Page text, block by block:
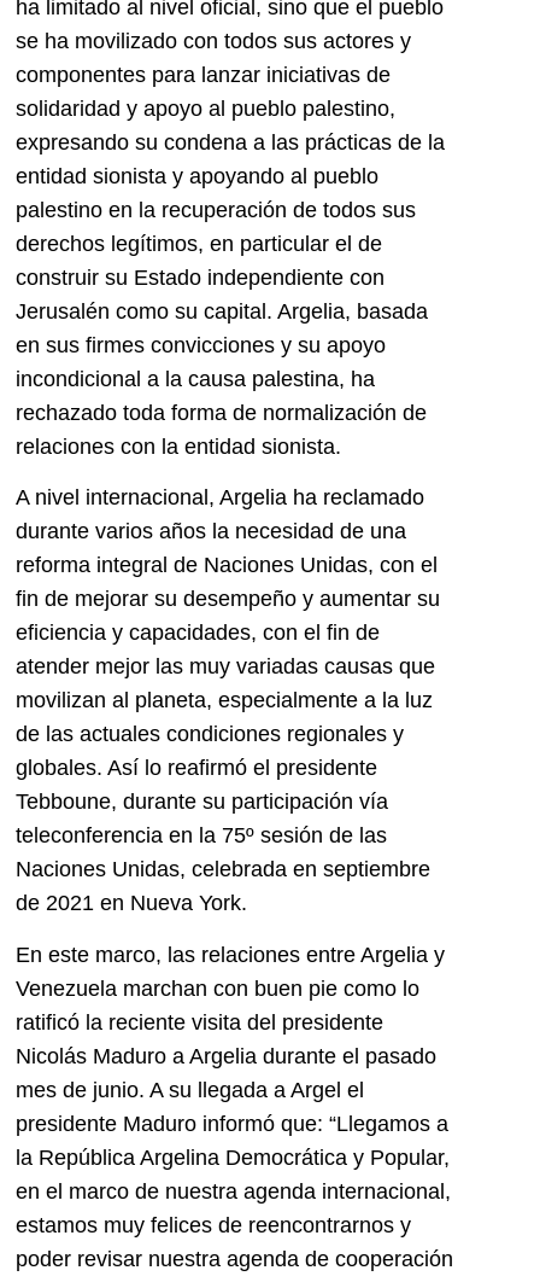
ha limitado al nivel oficial, sino que el pueblo
se ha movilizado con todos sus actores y
componentes para lanzar iniciativas de
solidaridad y apoyo al pueblo palestino,
expresando su condena a las prácticas de la
entidad sionista y apoyando al pueblo
palestino en la recuperación de todos sus
derechos legítimos, en particular el de
construir su Estado independiente con
Jerusalén como su capital. Argelia, basada
en sus firmes convicciones y su apoyo
incondicional a la causa palestina, ha
rechazado toda forma de normalización de
relaciones con la entidad sionista.
A nivel internacional, Argelia ha reclamado
durante varios años la necesidad de una
reforma integral de Naciones Unidas, con el
fin de mejorar su desempeño y aumentar su
eficiencia y capacidades, con el fin de
atender mejor las muy variadas causas que
movilizan al planeta, especialmente a la luz
de las actuales condiciones regionales y
globales. Así lo reafirmó el presidente
Tebboune, durante su participación vía
teleconferencia en la 75º sesión de las
Naciones Unidas, celebrada en septiembre
de 2021 en Nueva York.
En este marco, las relaciones entre Argelia y
Venezuela marchan con buen pie como lo
ratificó la reciente visita del presidente
Nicolás Maduro a Argelia durante el pasado
mes de junio. A su llegada a Argel el
presidente Maduro informó que: “Llegamos a
la República Argelina Democrática y Popular,
en el marco de nuestra agenda internacional,
estamos muy felices de reencontrarnos y
poder revisar nuestra agenda de cooperación